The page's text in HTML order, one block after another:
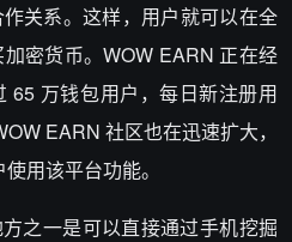
关系。这样，用户就可以在全
密货币。WOW EARN 正在经
65 万钱包用户，每日新注册用
EARN 社区也在迅速扩大，
用该平台功能。
之一是可以直接通过手机挖掘